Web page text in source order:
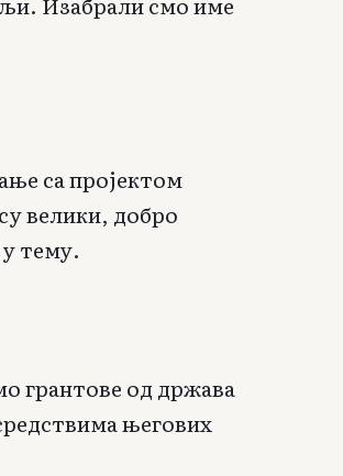
са пројектом
велики, добро
тему.
грантове од држава
његових